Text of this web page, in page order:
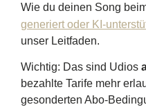
Wie du deinen Song
generiert oder KI-
unser Leitfaden.
Wichtig: Das sind Udios
bezahlte Tarife mehr
gesonderten Abo-